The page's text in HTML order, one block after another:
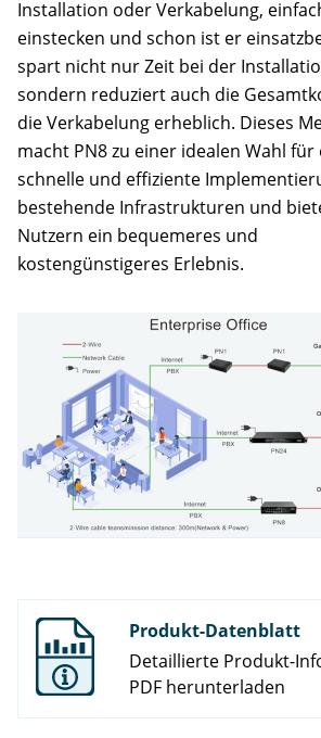
Installation oder Verkabelung,
einstecken und schon ist er
spart nicht nur Zeit bei der
sondern reduziert auch die
die Verkabelung erheblich. Dieses
macht PN8 zu einer idealen Wahl für
schnelle und effiziente
bestehende Infrastrukturen und
Nutzern ein bequemeres und
kostengünstigeres Erlebnis.
Produkt-Datenblatt
Detaillierte Produkt-
PDF herunterladen